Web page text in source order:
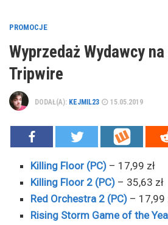
PROMOCJE
Wyprzedaż Wydawcy
Tripwire
DODAŁ(A): KEJMIL23 15.05.2019
Killing Floor (PC) – 17,99 zł
Killing Floor 2 (PC) – 35,63 zł
Red Orchestra 2 (PC) – 17,99
Rising Storm Game of the